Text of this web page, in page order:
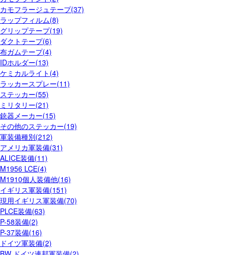
カモフラージュテープ(37)
ラップフィルム(8)
グリップテープ(19)
ダクトテープ(6)
布ガムテープ(4)
IDホルダー(13)
ケミカルライト(4)
ラッカースプレー(11)
ステッカー(55)
ミリタリー(21)
銃器メーカー(15)
その他のステッカー(19)
軍装備種別(212)
アメリカ軍装備(31)
ALICE装備(11)
M1956 LCE(4)
M1910個人装備他(16)
イギリス軍装備(151)
現用イギリス軍装備(70)
PLCE装備(63)
P-58装備(2)
P-37装備(16)
ドイツ軍装備(2)